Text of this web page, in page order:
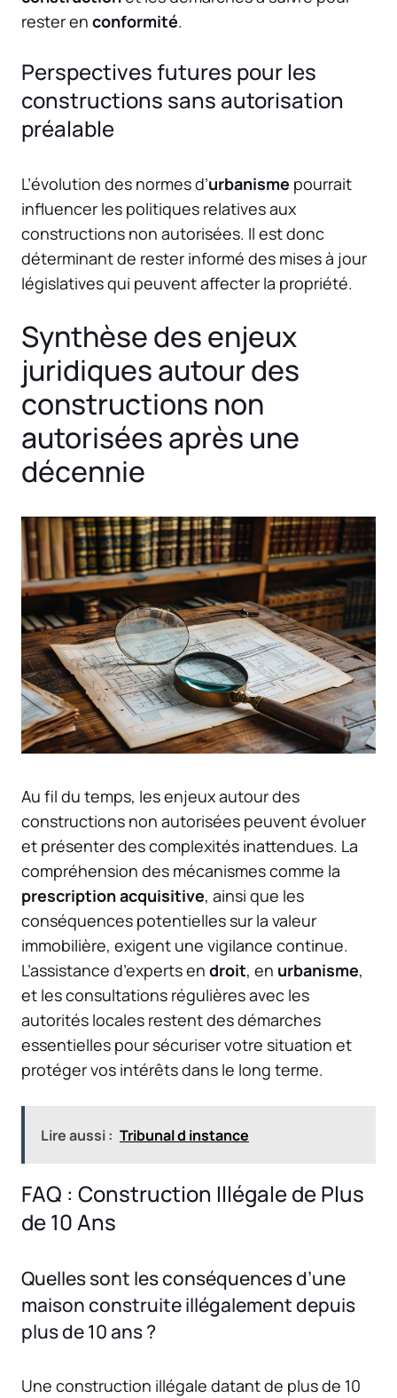
rester en conformité.
Perspectives futures pour les
constructions sans autorisation
préalable
L’évolution des normes d’urbanisme pourrait
influencer les politiques relatives aux
constructions non autorisées. Il est donc
déterminant de rester informé des mises à jour
législatives qui peuvent affecter la propriété.
Synthèse des enjeux
juridiques autour des
constructions non
autorisées après une
décennie
Au fil du temps, les enjeux autour des
constructions non autorisées peuvent évoluer
et présenter des complexités inattendues. La
compréhension des mécanismes comme la
prescription acquisitive, ainsi que les
conséquences potentielles sur la valeur
immobilière, exigent une vigilance continue.
L’assistance d’experts en droit, en urbanisme,
et les consultations régulières avec les
autorités locales restent des démarches
essentielles pour sécuriser votre situation et
protéger vos intérêts dans le long terme.
Lire aussi : Tribunal d instance
FAQ : Construction Illégale de Plus
de 10 Ans
Quelles sont les conséquences d’une
maison construite illégalement depuis
plus de 10 ans ?
Une construction illégale datant de plus de 10